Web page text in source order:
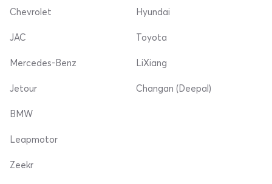
Chevrolet Hyundai
JAC
Mercedes-Benz
Jetour
Toyota
LiXiang
Changan (Deepal)
BMW
Leapmotor
Zeekr